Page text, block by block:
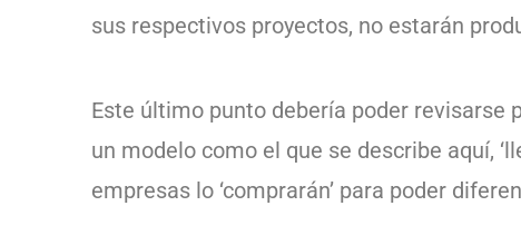
sus respectivos proyectos, no estarán
Este último punto debería poder revisarse
un modelo como el que se describe aquí,
empresas lo ‘comprarán’ para poder